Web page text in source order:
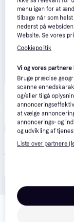
VVS-
Trio Lighting Piera
Se vores forslag til
menu igen for at
tilbage når som
nederst på
Website. Se vores
Cookiepolitik
Vi og vores
Bruge præcise
scanne
og/eller tilgå
at vælge
annoncerings- og
og udvikling af
Liste over partnere